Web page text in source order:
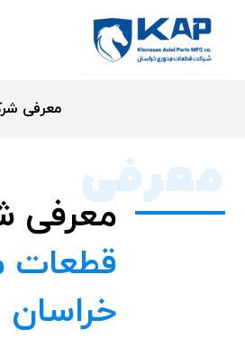
معرفی
معرفی
معرفی
قطعات
خراسان